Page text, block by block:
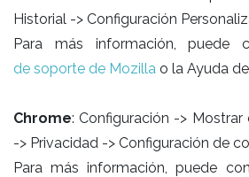
Historial -> Configuración
Para más información, puede
de soporte de Mozilla o la Ayuda
Chrome: Configuración ->
-> Privacidad -> Configuración de
Para más información, puede